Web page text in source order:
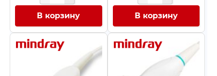
В корзину В корзину